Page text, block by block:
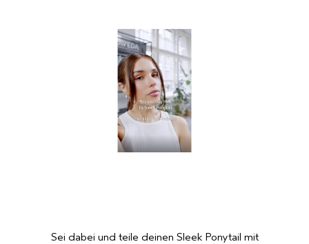
Sei dabei und teile deinen Sleek Ponytail mit